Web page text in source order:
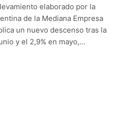
elaborado por la
de la Mediana Empresa
un nuevo descenso tras la
y el 2,9% en mayo,…